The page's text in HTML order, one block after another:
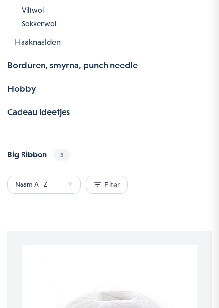
Viltwol
Sokkenwol
Haaknaalden
Borduren, smyrna, punch needle
Hobby
Cadeau ideetjes
Big Ribbon 3
filter_list Filter